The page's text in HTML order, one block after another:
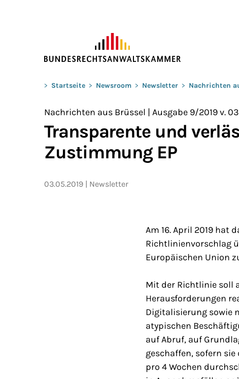
Sie befinden sich hier:
> Startseite > Newsroom > Newsletter > Nachrichten
Nachrichten aus Brüssel | Ausgabe 9/2019 v.
Transparente und
Zustimmung EP
03.05.2019 Newsletter
Am 16. April 2019 hat
Richtlinienvorschlag
Europäischen Union
Mit der Richtlinie soll
Herausforderungen
Digitalisierung sowie
atypischen
auf Abruf, auf
geschaffen, sofern
pro 4 Wochen